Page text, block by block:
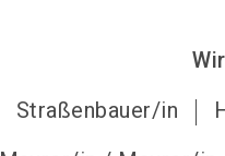
Straßenbauer/in